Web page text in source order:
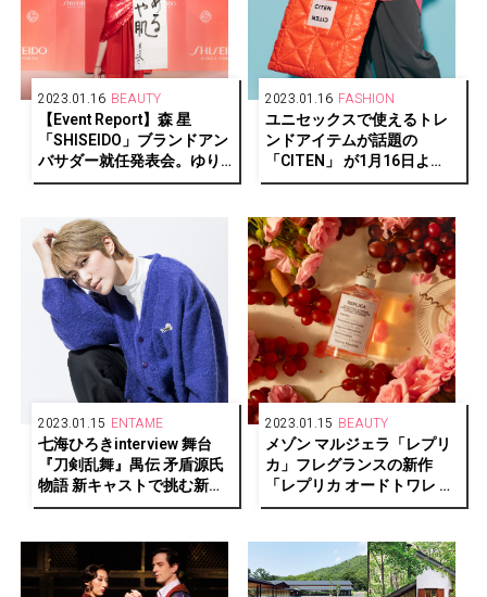
2023.01.16 BEAUTY
【Event Report】森 星
「SHISEIDO」ブランドアン
バサダー就任発表会。ゆり
やんレトリィバァも特別出
2023.01.16 FASHION
ユニセックスで使えるトレ
ンドアイテムが話題の
「CITEN」 が1月16日よ
り、代官山蔦屋書店にてポ
2023.01.15 ENTAME
七海ひろきinterview 舞台
『刀剣乱舞』禺伝 矛盾源氏
物語 新キャストで挑む新た
な刀ステ
2023.01.15 BEAUTY
メゾン マルジェラ「レプリ
カ」フレグランスの新作
「レプリカ オードトワレ オ
ン ア デート」は夕暮れのエ
させる香り